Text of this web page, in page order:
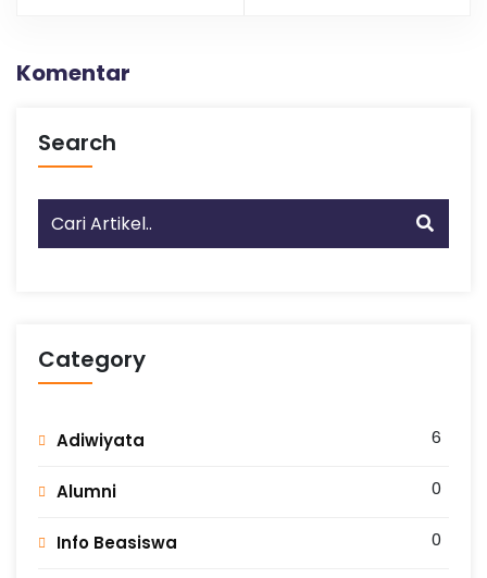
Komentar
Search
Category
Adiwiyata 6
Alumni 0
Info Beasiswa 0